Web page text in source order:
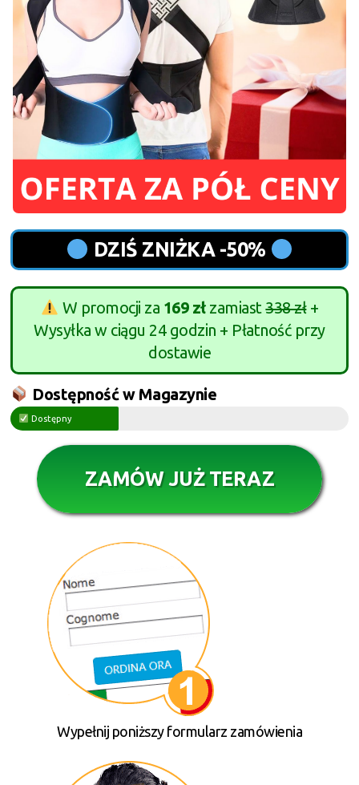
DZIŚ ZNIŻKA -50%
W promocji za 169 złzamiast338 zł+
Wysyłka w ciągu 24 godzin + Płatność przy
dostawie
Dostępność w Magazynie
Dostępny
ZAMÓW JUŻ TERAZ
Wypełnij poniższy formularz zamówienia